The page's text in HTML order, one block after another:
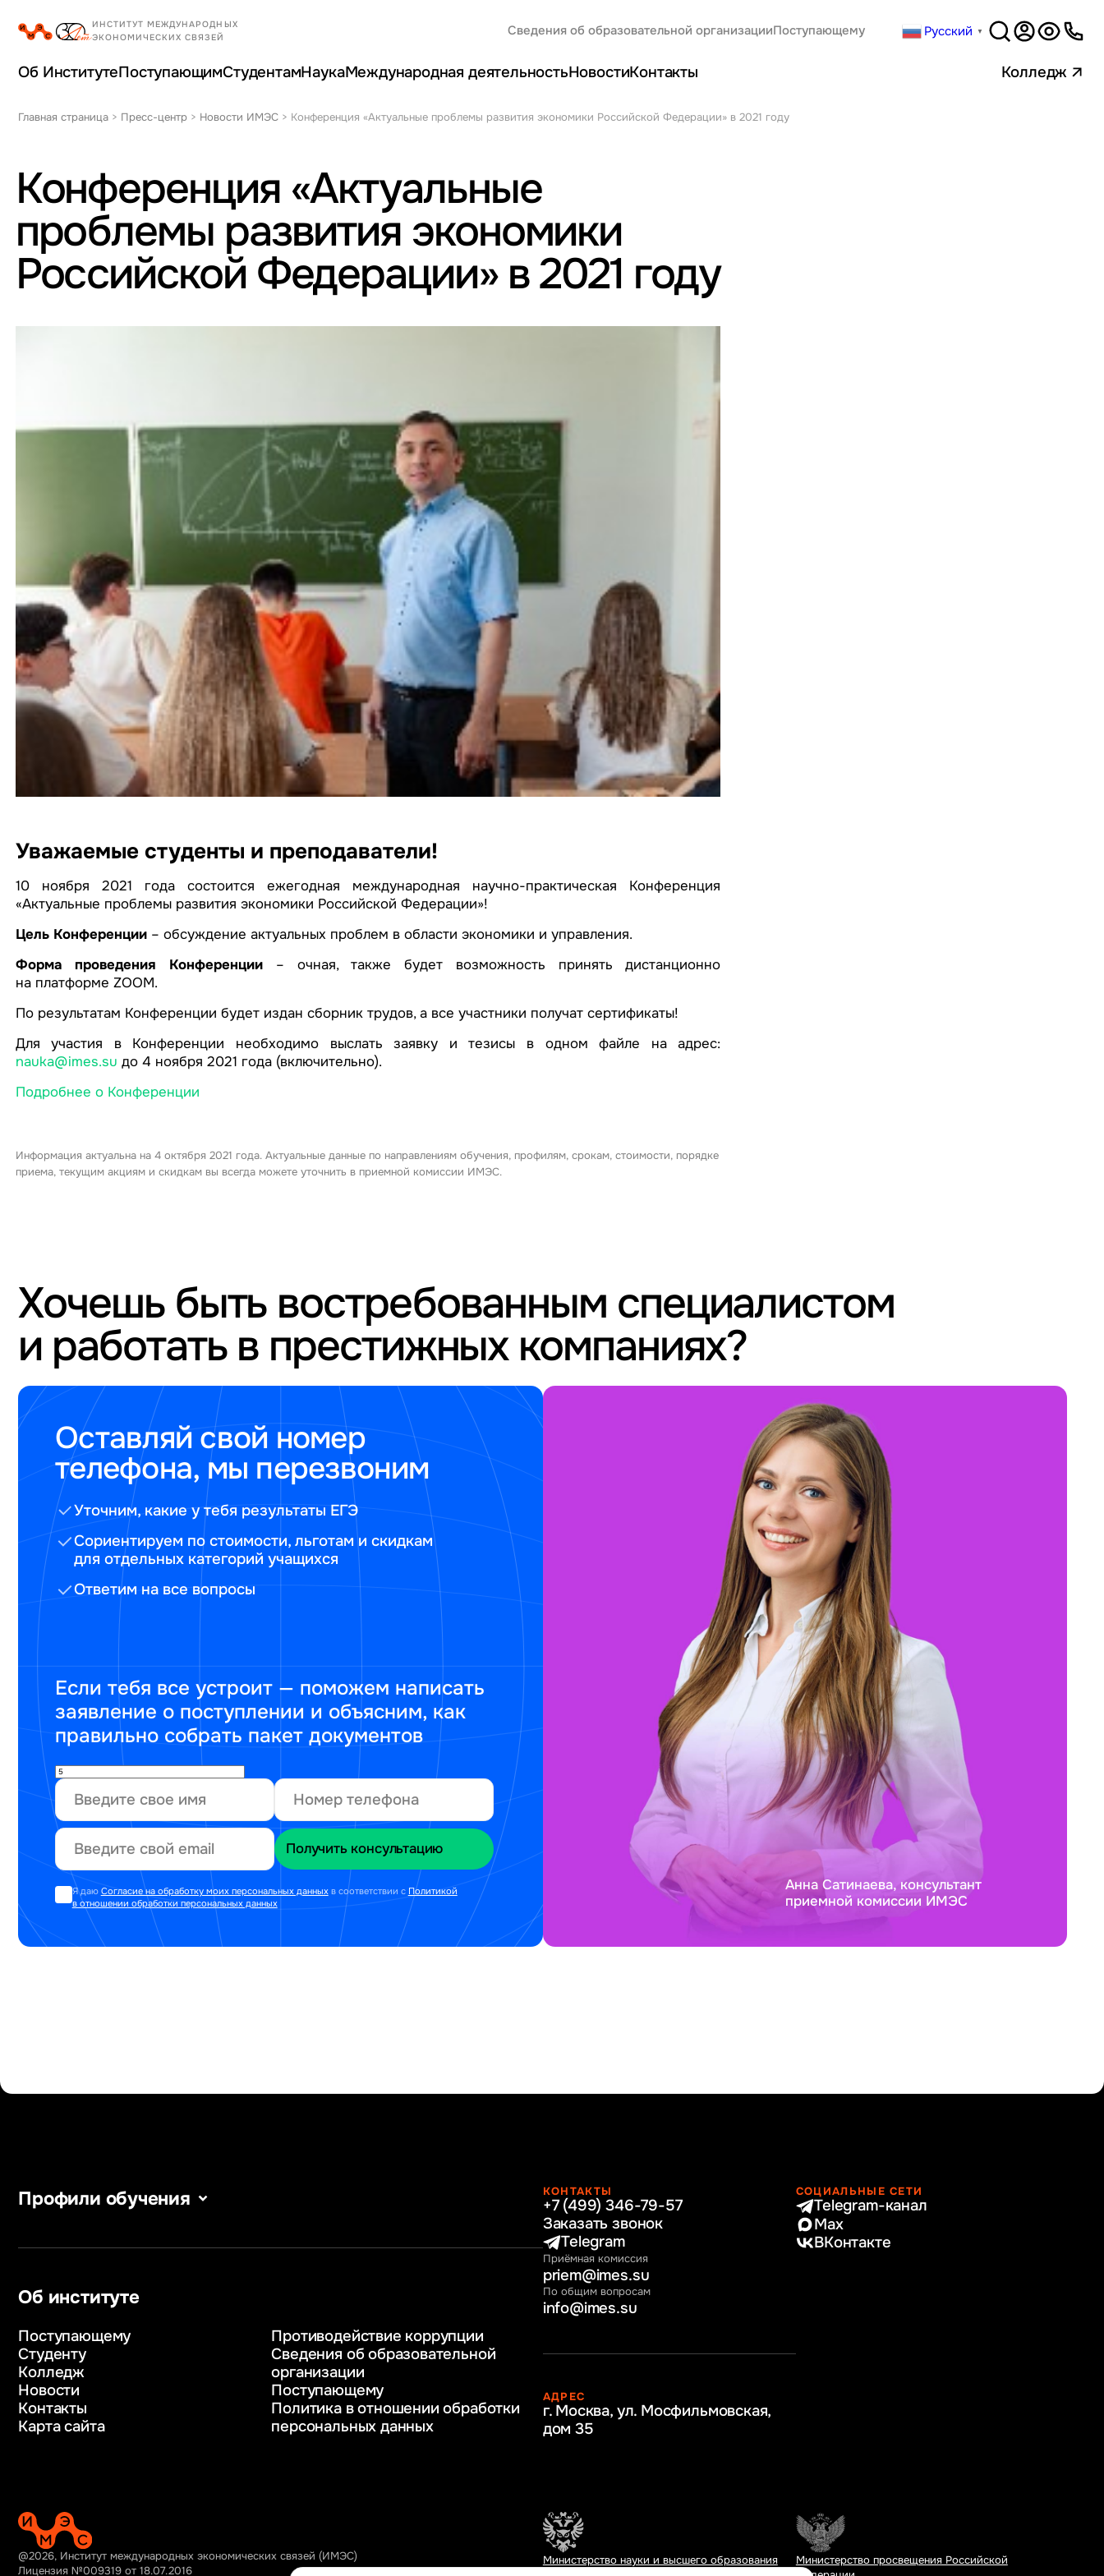
Сведения об образовательной организацииПоступающему Русский ▼
Версия
для
Об ИнститутеПоступающимСтудентамНаукаМеждународная деятельностьНовостиКонтакты Колледж
Главная страница > Пресс-центр > Новости ИМЭС > Конференция «Актуальные проблемы развития экономики Российской Федерации» в 2021 году
Конференция «Актуальные
проблемы развития экономики
Российской Федерации» в 2021 году
Уважаемые студенты и преподаватели!
10 ноября 2021 года состоится ежегодная международная научно-практическая Конференция
«Актуальные проблемы развития экономики Российской Федерации»!
Цель Конференции– обсуждение актуальных проблем в области экономики и управления.
Форма проведения Конференции – очная, также будет возможность принять дистанционно
на платформе ZOOM.
По результатам Конференции будет издан сборник трудов, а все участники получат сертификаты!
Для участия в Конференции необходимо выслать заявку и тезисы в одном файле на адрес:
nauka@imes.su до 4 ноября 2021 года (включительно).
Подробнее о Конференции
Информация актуальна на 4 октября 2021 года. Актуальные данные по направлениям обучения, профилям, срокам, стоимости, порядке
приема, текущим акциям и скидкам вы всегда можете уточнить в приемной комиссии ИМЭС.
Хочешь быть востребованным специалистом
и работать в престижных компаниях?
Оставляй свой номер
телефона, мы перезвоним
Уточним, какие у тебя результаты ЕГЭ
Сориентируем по стоимости, льготам и скидкам
для отдельных категорий учащихся
Ответим на все вопросы
Если тебя все устроит — поможем написать
заявление о поступлении и объясним, как
правильно собрать пакет документов
Я даю Согласие на обработку моих персональных данныхв соответствии с Политикой
в отношении обработки персональных данных
Анна Сатинаева, консультант
приемной комиссии ИМЭС
Профили обучения
и бизнес-аналитика
Управление в сфере
коммерческой деятельности
Психолого-педагогическое
консультирование и медиация
в образовании
Веб-дизайн
Управление инновационным
развитием предприятия
ресурсами
Таможенное регулирование
и логистика
Начальное образование
Интернет-маркетинг
Об институте
Поступающему
Студенту
Колледж
Новости
Контакты
Карта сайта
Противодействие коррупции
Сведения об образовательной
организации
Поступающему
Политика в отношении обработки
персональных данных
КОНТАКТЫ
+7 (499) 346-79-57
Заказать звонок
Telegram
Приёмная комиссия
priem@imes.su
По общим вопросам
info@imes.su
АДРЕС
г. Москва, ул. Мосфильмовская,
дом 35
СОЦИАЛЬНЫЕ СЕТИ
Telegram-канал
Max
ВКонтакте
@2026, Институт международных экономических связей (ИМЭС)
Лицензия №009319 от 18.07.2016
Министерство науки и высшего образования
Министерство просвещения Российской